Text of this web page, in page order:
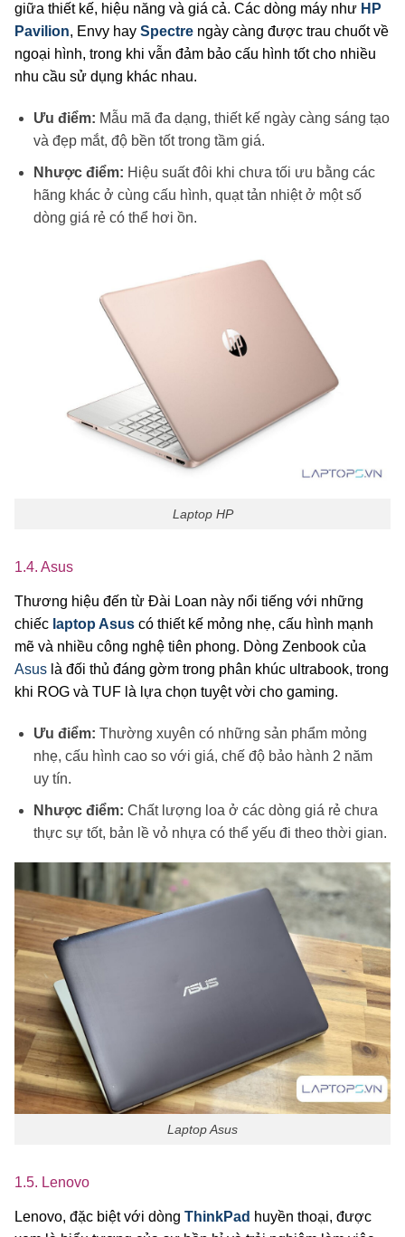
giữa thiết kế, hiệu năng và giá cả. Các dòng máy như HP
Pavilion, Envy hay Spectre ngày càng được trau chuốt về
ngoại hình, trong khi vẫn đảm bảo cấu hình tốt cho nhiều
nhu cầu sử dụng khác nhau.
Ưu điểm: Mẫu mã đa dạng, thiết kế ngày càng sáng tạo
và đẹp mắt, độ bền tốt trong tầm giá.
Nhược điểm: Hiệu suất đôi khi chưa tối ưu bằng các
hãng khác ở cùng cấu hình, quạt tản nhiệt ở một số
dòng giá rẻ có thể hơi ồn.
Laptop HP
1.4. Asus
Thương hiệu đến từ Đài Loan này nổi tiếng với những
chiếc laptop Asus có thiết kế mỏng nhẹ, cấu hình mạnh
mẽ và nhiều công nghệ tiên phong. Dòng Zenbook của
Asus là đối thủ đáng gờm trong phân khúc ultrabook, trong
khi ROG và TUF là lựa chọn tuyệt vời cho gaming.
Ưu điểm: Thường xuyên có những sản phẩm mỏng
nhẹ, cấu hình cao so với giá, chế độ bảo hành 2 năm
uy tín.
Nhược điểm: Chất lượng loa ở các dòng giá rẻ chưa
thực sự tốt, bản lề vỏ nhựa có thể yếu đi theo thời gian.
Laptop Asus
1.5. Lenovo
Lenovo, đặc biệt với dòng ThinkPad huyền thoại, được